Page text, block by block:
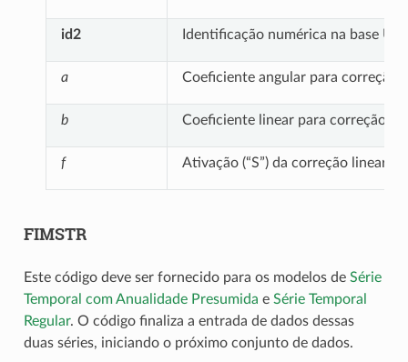
id2 Identificação numérica na base
a Coeficiente angular para correção (
b Coeficiente linear para correção (
f Ativação (“S”) da correção linear
FIMSTR
Este código deve ser fornecido para os modelos de Série
Temporal com Anualidade Presumida e Série Temporal
Regular. O código finaliza a entrada de dados dessas
duas séries, iniciando o próximo conjunto de dados.